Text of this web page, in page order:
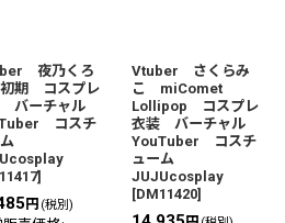
夜乃くろ
期 コスプレ
バーチャル
コスチ
ム
]
円 (税別)
Vtuber さくらみ
こ miComet
Lollipop コスプレ
衣装 バーチャル
YouTuber コスチ
ューム
JUJUcosplay
[DM11420]